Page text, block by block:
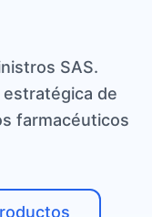
SAS.
de
farmacéuticos